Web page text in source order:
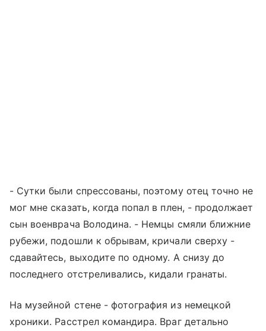
- Сутки были спрессованы, поэтому отец точно не
мог мне сказать, когда попал в плен, - продолжает
сын военврача Володина. - Немцы смяли ближние
рубежи, подошли к обрывам, кричали сверху -
сдавайтесь, выходите по одному. А снизу до
последнего отстреливались, кидали гранаты.
На музейной стене - фотография из немецкой
хроники. Расстрел командира. Враг детально